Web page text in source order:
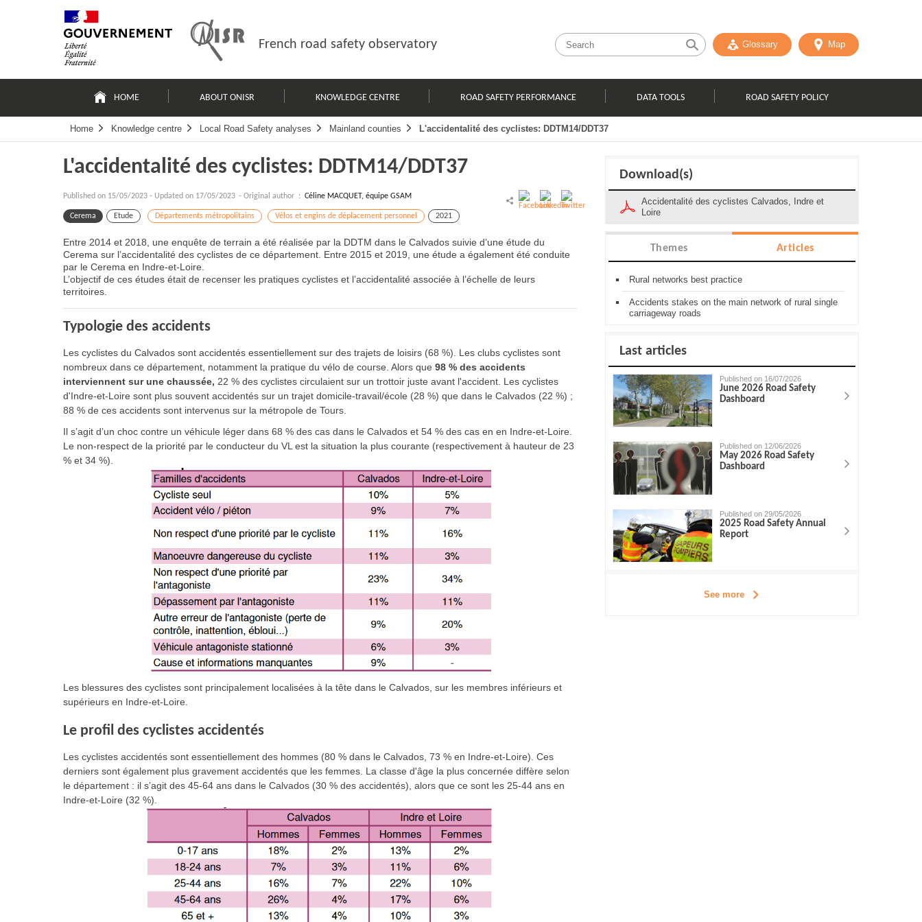
French road safety observatory Glossary Map
principale
HOME ABOUT ONISR KNOWLEDGE CENTRE ROAD SAFETY PERFORMANCE DATA TOOLS ROAD SAFETY POLICY
Home Knowledge centre Local Road Safety analyses Mainland counties L'accidentalité des cyclistes: DDTM14/DDT37
L'accidentalité des cyclistes: DDTM14/DDT37
Published on 15/05/2023 - Updated on 17/05/2023 - Original author : Céline MACQUET, équipe GSAM
Cerema Etude Départements métropolitains Vélos et engins de déplacement personnel 2021
Entre 2014 et 2018, une enquête de terrain a été réalisée par la DDTM dans le Calvados suivie d’une étude du
Cerema sur l’accidentalité des cyclistes de ce département. Entre 2015 et 2019, une étude a également été conduite
par le Cerema en Indre-et-Loire.
L’objectif de ces études était de recenser les pratiques cyclistes et l’accidentalité associée à l’échelle de leurs
territoires.
Typologie des accidents
Les cyclistes du Calvados sont accidentés essentiellement sur des trajets de loisirs (68 %). Les clubs cyclistes sont
nombreux dans ce département, notamment la pratique du vélo de course. Alors que 98 % des accidents
interviennent sur une chaussée, 22 % des cyclistes circulaient sur un trottoir juste avant l'accident. Les cyclistes
d'Indre-et-Loire sont plus souvent accidentés sur un trajet domicile-travail/école (28 %) que dans le Calvados (22 %) ;
88 % de ces accidents sont intervenus sur la métropole de Tours.
Il s’agit d’un choc contre un véhicule léger dans 68 % des cas dans le Calvados et 54 % des cas en en Indre-et-Loire.
Le non-respect de la priorité par le conducteur du VL est la situation la plus courante (respectivement à hauteur de 23
% et 34 %).
Les blessures des cyclistes sont principalement localisées à la tête dans le Calvados, sur les membres inférieurs et
supérieurs en Indre-et-Loire.
Le profil des cyclistes accidentés
Les cyclistes accidentés sont essentiellement des hommes (80 % dans le Calvados, 73 % en Indre-et-Loire). Ces
derniers sont également plus gravement accidentés que les femmes. La classe d'âge la plus concernée diffère selon
le département : il s’agit des 45-64 ans dans le Calvados (30 % des accidentés), alors que ce sont les 25-44 ans en
Indre-et-Loire (32 %).
Download(s)
Accidentalité des cyclistes Calvados, Indre et
Loire
Themes Articles
Rural networks best practice
Accidents stakes on the main network of rural single
carriageway roads
Last articles
Published on 16/07/2026
June 2026 Road Safety
Dashboard
Published on 12/06/2026
May 2026 Road Safety
Dashboard
Published on 29/05/2026
2025 Road Safety Annual
Report
See more